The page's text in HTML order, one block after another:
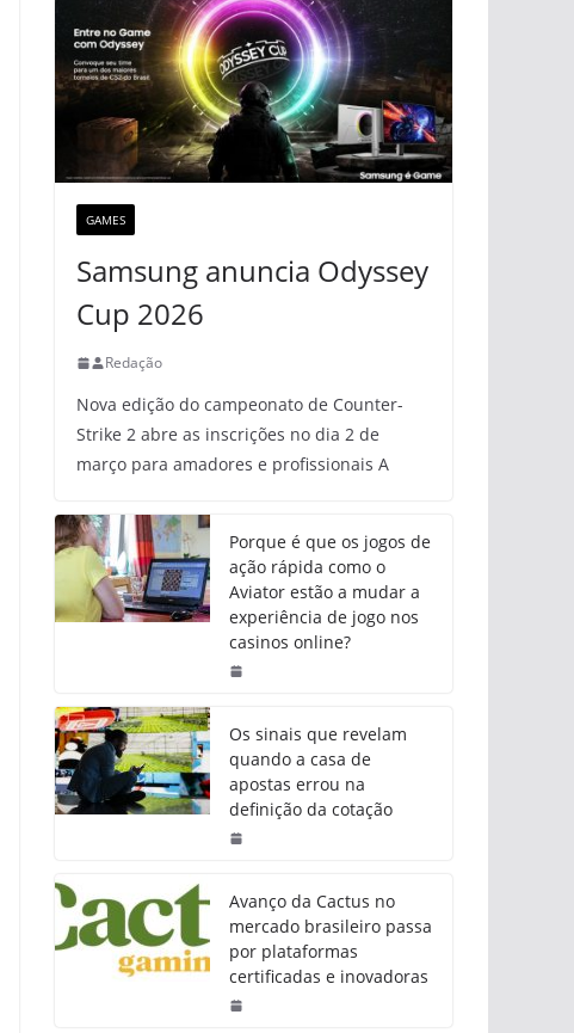
GAMES
Samsung anuncia Odyssey
Cup 2026
Redação
Nova edição do campeonato de Counter-
Strike 2 abre as inscrições no dia 2 de
março para amadores e profissionais A
Porque é que os jogos de
ação rápida como o
Aviator estão a mudar a
experiência de jogo nos
casinos online?
Os sinais que revelam
quando a casa de
apostas errou na
definição da cotação
Avanço da Cactus no
mercado brasileiro passa
por plataformas
certificadas e inovadoras